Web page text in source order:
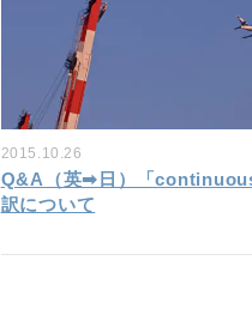
2015.10.26
Q&A（英➡日）「
訳について